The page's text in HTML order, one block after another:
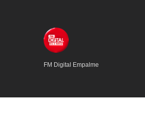
FM Digital Empalme